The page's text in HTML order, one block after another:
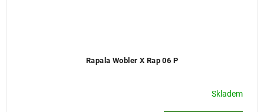
Rapala Wobler X Rap 06 P
Skladem